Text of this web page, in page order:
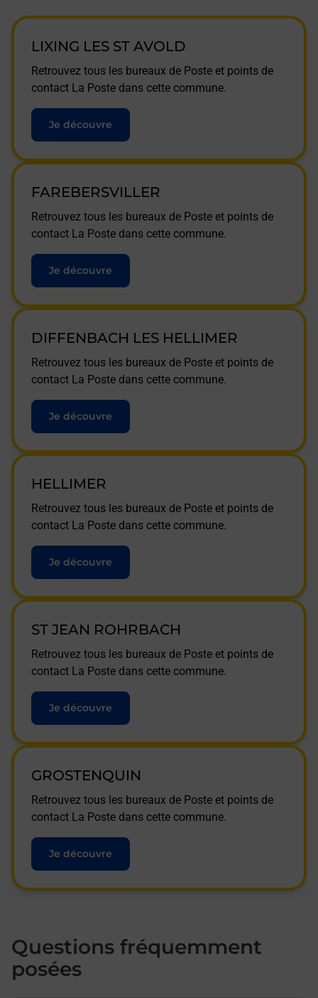
LIXING LES ST AVOLD
Retrouvez tous les bureaux de Poste et points de
contact La Poste dans cette commune.
Je découvre
FAREBERSVILLER
Retrouvez tous les bureaux de Poste et points de
contact La Poste dans cette commune.
Je découvre
DIFFENBACH LES HELLIMER
Retrouvez tous les bureaux de Poste et points de
contact La Poste dans cette commune.
Je découvre
HELLIMER
Retrouvez tous les bureaux de Poste et points de
contact La Poste dans cette commune.
Je découvre
ST JEAN ROHRBACH
Retrouvez tous les bureaux de Poste et points de
contact La Poste dans cette commune.
Je découvre
GROSTENQUIN
Retrouvez tous les bureaux de Poste et points de
contact La Poste dans cette commune.
Je découvre
Questions fréquemment
posées